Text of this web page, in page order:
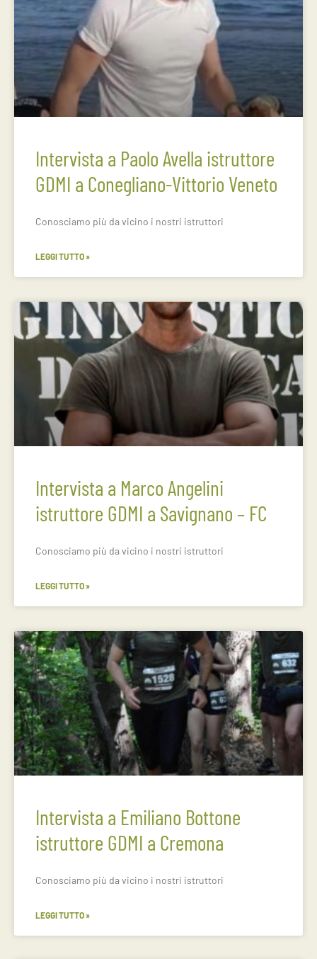
Intervista a Paolo Avella istruttore
GDMI a Conegliano-Vittorio Veneto
Conosciamo più da vicino i nostri istruttori
LEGGI TUTTO »
Intervista a Marco Angelini
istruttore GDMI a Savignano – FC
Conosciamo più da vicino i nostri istruttori
LEGGI TUTTO »
Intervista a Emiliano Bottone
istruttore GDMI a Cremona
Conosciamo più da vicino i nostri istruttori
LEGGI TUTTO »